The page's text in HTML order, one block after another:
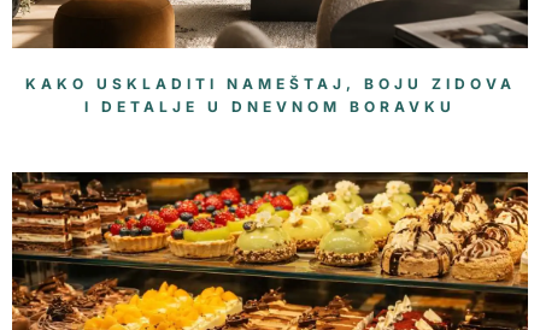
KAKO USKLADITI NAMEŠTAJ, BOJU ZIDOVA
I DETALJE U DNEVNOM BORAVKU